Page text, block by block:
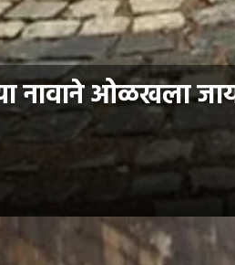
नावाने ओळखला